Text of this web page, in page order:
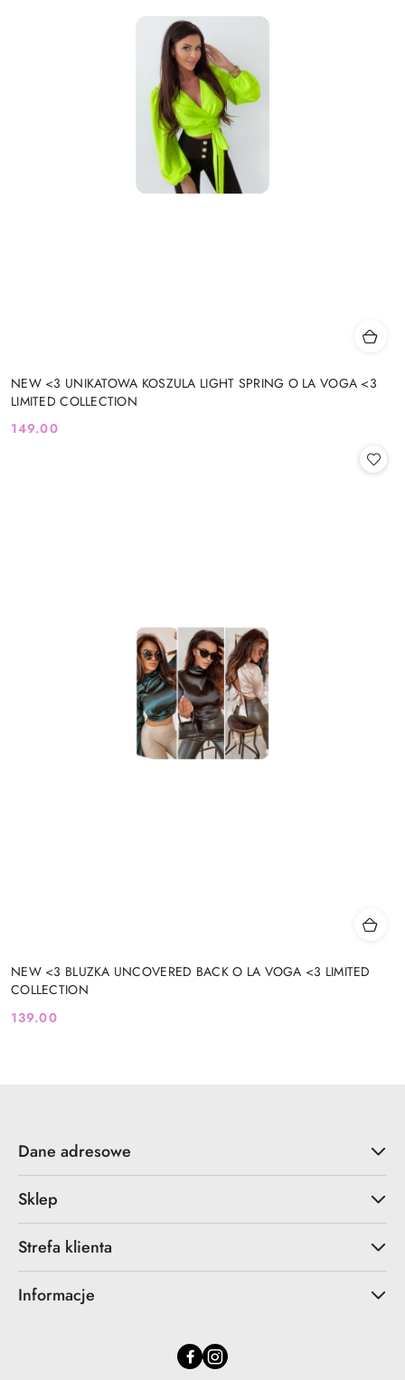
NEW <3 UNIKATOWA KOSZULA LIGHT SPRING O LA VOGA <3
LIMITED COLLECTION
Cena:
149.00
NEW <3 BLUZKA UNCOVERED BACK O LA VOGA <3 LIMITED
COLLECTION
Cena:
139.00
Dane adresowe
Sklep
Strefa klienta
Informacje